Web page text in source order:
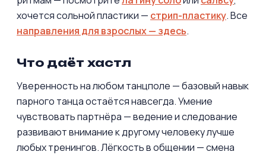
хочется сольной пластики — стрип-пластику. Все
направления для взрослых — здесь.
Что даёт хастл
Уверенность на любом танцполе — базовый навык
парного танца остаётся навсегда. Умение
чувствовать партнёра — ведение и следование
развивают внимание к другому человеку лучше
любых тренингов. Лёгкость в общении — смена